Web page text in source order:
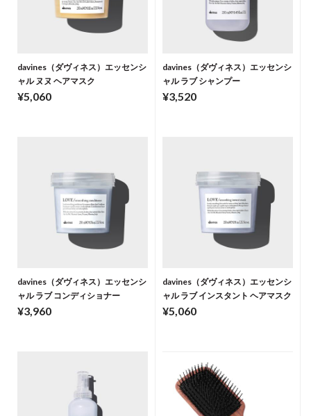
davines（ダヴィネス）エッセンシ
ャル ヌヌ ヘアマスク
¥5,060
davines（ダヴィネス）エッセンシ
ャル ラブ シャンプー
¥3,520
davines（ダヴィネス）エッセンシ
ャル ラブ コンディショナー
¥3,960
davines（ダヴィネス）エッセンシ
ャル ラブ インスタント ヘアマスク
¥5,060